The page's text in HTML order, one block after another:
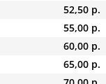
52,50 р.
55,00 р.
60,00 р.
65,00 р.